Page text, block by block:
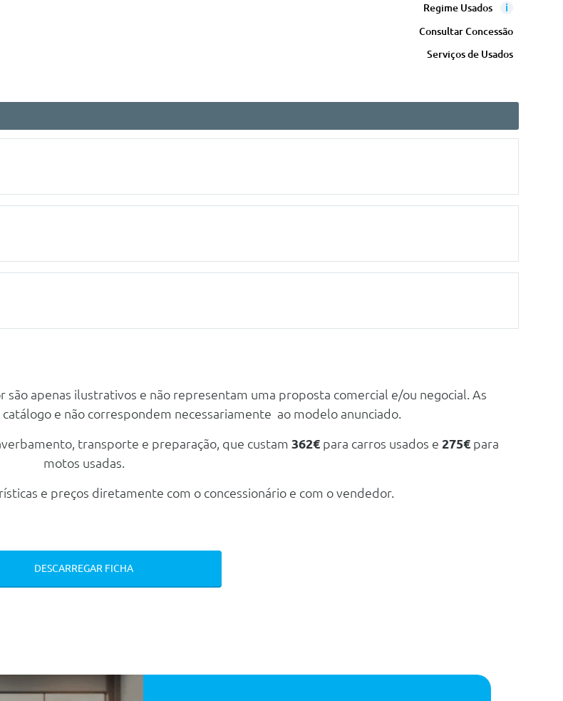
Regime Usados i
Consultar Concessão
Serviços de Usados
apenas ilustrativos e não representam uma proposta comercial e/ou negocial. As
e não correspondem necessariamente ao modelo anunciado.
transporte e preparação, que custam 362€para carros usados e 275€para
motos usadas.
e preços diretamente com o concessionário e com o vendedor.
DESCARREGAR FICHA